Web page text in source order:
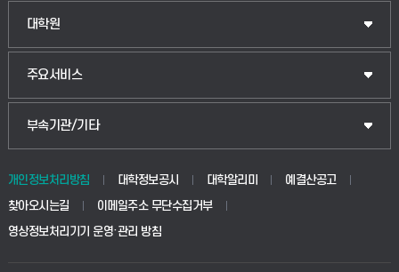
법경영학부
생명공학부
대학원
일반대학원
산업대학원
공공정책대학원
교육대학원
주요서비스
입학안내
웹메일
학사시스템(전문학사 및 전공심화)
부속기관/기타
중앙도서관
학생생활관(안성)
개인정보처리방침 대학정보공시 대학알리미
예결산공고
찾아오시는길
이메일주소 무단수집거부
영상정보처리기기 운영·관리 방침